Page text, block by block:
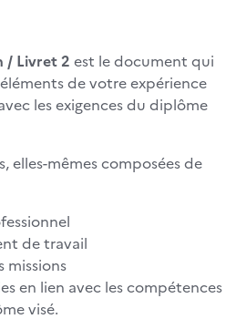
/ Livret 2 est le document qui
de votre expérience
les exigences du diplôme
elles-mêmes composées de
de travail
missions
en lien avec les compétences
visé.